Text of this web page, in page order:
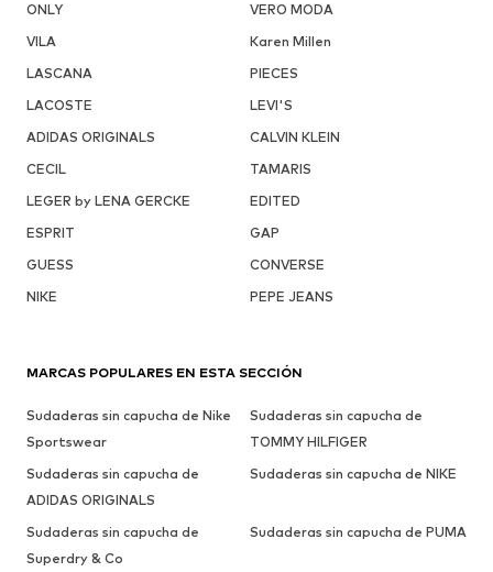
ONLY
VERO MODA
VILA
Karen Millen
LASCANA
PIECES
LACOSTE
LEVI'S
ADIDAS ORIGINALS
CALVIN KLEIN
CECIL
TAMARIS
LEGER by LENA GERCKE
EDITED
ESPRIT
GAP
GUESS
CONVERSE
NIKE
PEPE JEANS
MARCAS POPULARES EN ESTA SECCIÓN
Sudaderas sin capucha de Nike
Sportswear
Sudaderas sin capucha de
TOMMY HILFIGER
Sudaderas sin capucha de
ADIDAS ORIGINALS
Sudaderas sin capucha de NIKE
Sudaderas sin capucha de
Superdry & Co
Sudaderas sin capucha de PUMA